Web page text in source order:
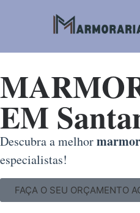
EM
Descubra a melhor
especialistas!
FAÇA O SEU ORÇAMENTO